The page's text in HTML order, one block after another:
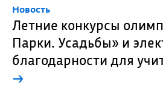
Новость
Летние конкурсы
Парки. Усадьбы» и
благодарности для
→